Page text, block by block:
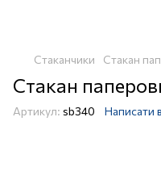
Стаканчики Стакан
Стакан
Артикул: sb340 Написати